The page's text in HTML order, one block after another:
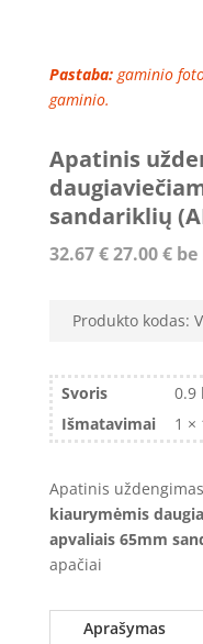
Pastaba:gaminio
gaminio.
Apatinis
sandariklių
32.67€27.00€be
Produkto kodas:
Svoris
0.9
Išmatavimai
1 ×
Apatinis
kiaurymėmis
apvaliais 65mm
apačiai
Aprašymas